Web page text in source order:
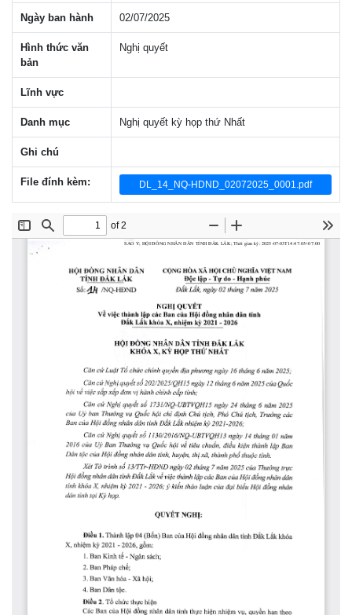
Ngày ban hành 02/07/2025
Hình thức văn
bản
Nghị quyết
Lĩnh vực
Danh mục Nghị quyết kỳ họp thứ Nhất
Ghi chú
File đính kèm: DL_14_NQ-HDND_02072025_0001.pdf